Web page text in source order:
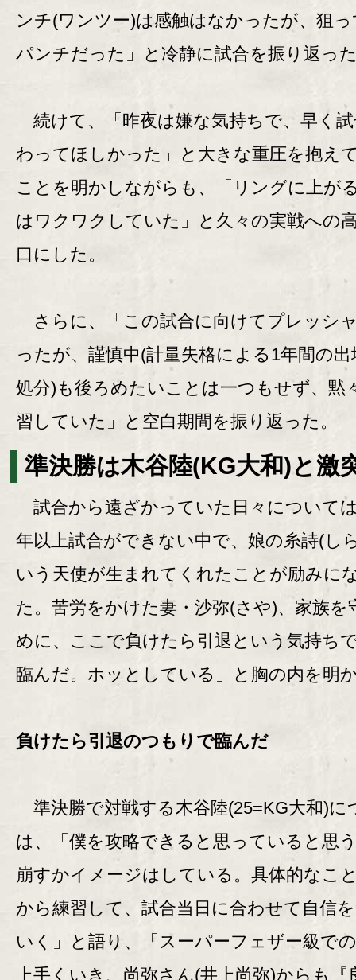
ンチ(ワンツー)は感触はなかったが、狙
パンチだった」と冷静に試合を振り返っ
続けて、「昨夜は嫌な気持ちで、早く
わってほしかった」と大きな重圧を抱え
ことを明かしながらも、「リングに上が
はワクワクしていた」と久々の実戦への
口にした。
さらに、「この試合に向けてプレッシ
ったが、謹慎中(計量失格による1年間の出
処分)も後ろめたいことは一つもせず、黙
習していた」と空白期間を振り返った。
準決勝は木谷陸(KG大和)と激
試合から遠ざかっていた日々について
年以上試合ができない中で、娘の糸詩(し
いう天使が生まれてくれたことが励みに
た。苦労をかけた妻・沙弥(さや)、家族を
めに、ここで負けたら引退という気持ち
臨んだ。ホッとしている」と胸の内を明
負けたら引退のつもりで臨んだ
準決勝で対戦する木谷陸(25=KG大和)に
は、「僕を攻略できると思っていると思
崩すかイメージはしている。具体的なこ
から練習して、試合当日に合わせて自信
いく」と語り、「スーパーフェザー級で
上手くいき、尚弥さん(井上尚弥)からも『